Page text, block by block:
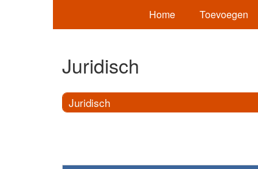
Home Toevoegen
Juridisch
Juridisch